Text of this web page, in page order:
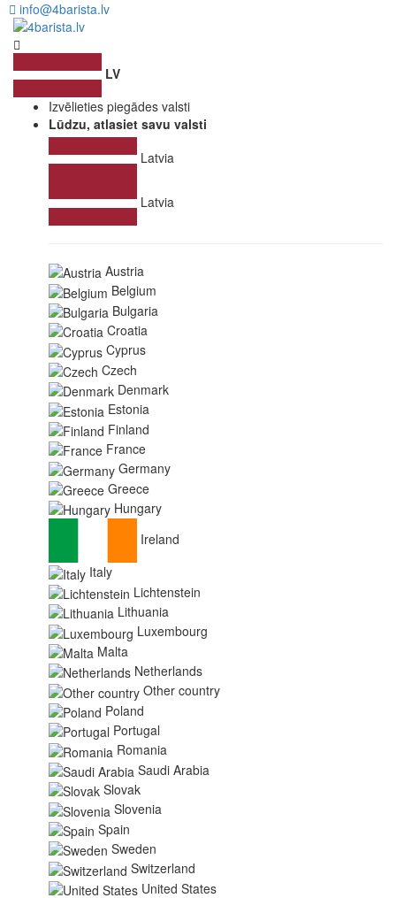
info@4barista.lv
LV
Izvēlieties piegādes valsti
Lūdzu, atlasiet savu valsti
Latvia
Latvia
Austria
Belgium
Bulgaria
Croatia
Cyprus
Czech
Denmark
Estonia
Finland
France
Germany
Greece
Hungary
Ireland
Italy
Lichtenstein
Lithuania
Luxembourg
Malta
Netherlands
Other country
Poland
Portugal
Romania
Saudi Arabia
Slovak
Slovenia
Spain
Sweden
Switzerland
United States